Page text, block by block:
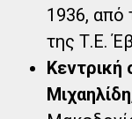
1936, από
της Τ.Ε.
Κεντρική
Μιχαηλίδη